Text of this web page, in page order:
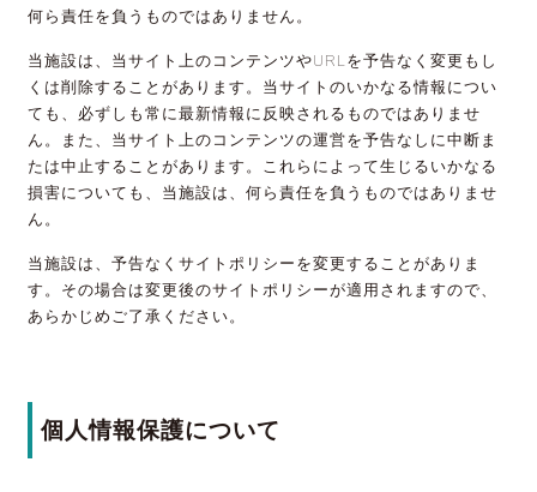
何ら責任を負うものではありません。
当施設は、当サイト上のコンテンツやURLを予告なく変更もし
くは削除することがあります。当サイトのいかなる情報につい
ても、必ずしも常に最新情報に反映されるものではありませ
ん。また、当サイト上のコンテンツの運営を予告なしに中断ま
たは中止することがあります。これらによって生じるいかなる
損害についても、当施設は、何ら責任を負うものではありませ
ん。
当施設は、予告なくサイトポリシーを変更することがありま
す。その場合は変更後のサイトポリシーが適用されますので、
あらかじめご了承ください。
個人情報保護について